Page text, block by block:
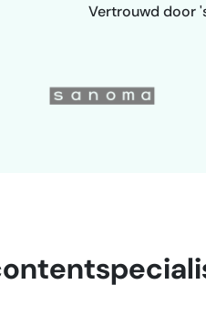
Vertrouwd door